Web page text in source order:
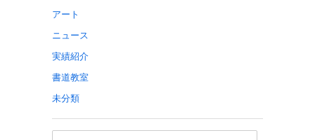
アート
ニュース
実績紹介
書道教室
未分類